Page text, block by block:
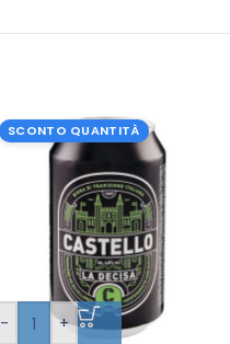
SCONTO QUANTITÀ
- +